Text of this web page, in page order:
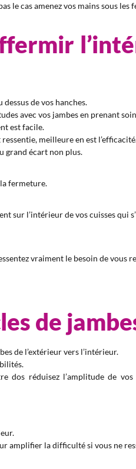
le cas amenez vos mains sous les
de vos hanches.
avec vos jambes en prenant
est facile.
meilleure en est
grand écart non plus.
la fermeture.
sur l’intérieur de vos cuisses qui
vraiment le besoin de vous
de
de l’extérieur vers l’intérieur.
réduisez l’amplitude de
amplifier la difficulté si vous ne